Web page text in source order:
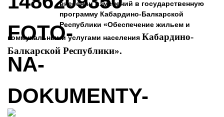
внесении изменений в государственную
программу Кабардино-Балкарской
Республики «Обеспечение жильем и
коммунальными услугами населения Кабардино-
Балкарской Республики».